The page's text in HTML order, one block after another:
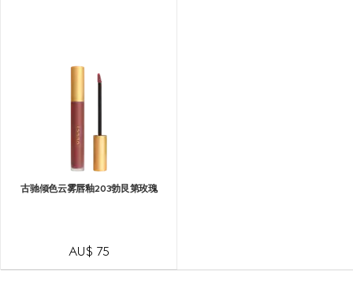
古驰倾色云雾唇釉203勃艮第玫瑰
AU$ 75